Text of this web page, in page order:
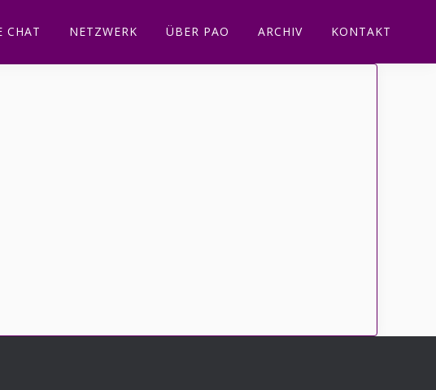
CHAT NETZWERK ÜBER PAO ARCHIV KONTAKT